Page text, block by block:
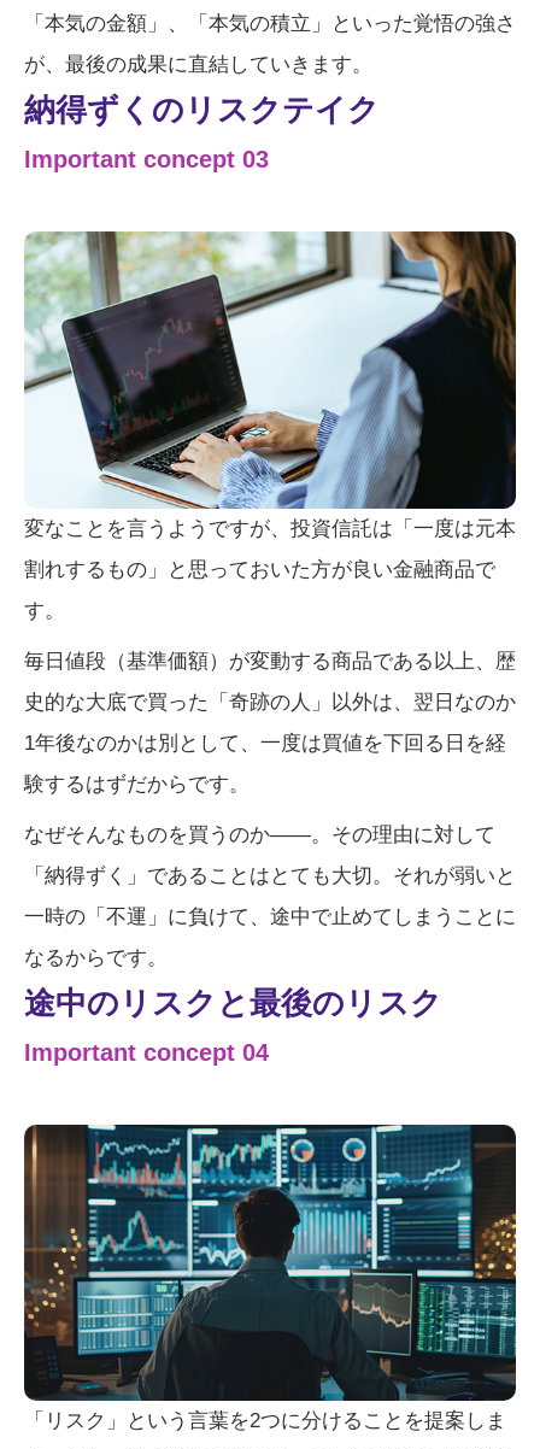
「本気の金額」、「本気の積立」といった覚悟の強さ
が、最後の成果に直結していきます。
納得ずくのリスクテイク
Important concept 03
変なことを言うようですが、投資信託は「一度は元本
割れするもの」と思っておいた方が良い金融商品で
す。
毎日値段（基準価額）が変動する商品である以上、歴
史的な大底で買った「奇跡の人」以外は、翌日なのか
1年後なのかは別として、一度は買値を下回る日を経
験するはずだからです。
なぜそんなものを買うのか――。その理由に対して
「納得ずく」であることはとても大切。それが弱いと
一時の「不運」に負けて、途中で止めてしまうことに
なるからです。
途中のリスクと最後のリスク
Important concept 04
「リスク」という言葉を2つに分けることを提案しま